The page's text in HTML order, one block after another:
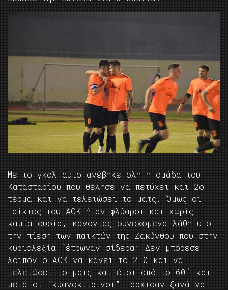
Με το γκολ αυτό ανέβηκε όλη η ομάδα του
Κατασταρίου που θέλησε να πετύχει και 2ο
τέρμα και να τελειώσει το ματς. Όμως οι
παίκτες του ΑΟΚ ήταν φλύαροι και χωρίς
καμία ουσία, κάνοντας συνεχόμενα λάθη υπό
την πίεση των παικτών της Ζακύνθου που στην
κυριολεξία “έτρωγαν σίδερα” Δεν μπόρεσε
λοιπόν ο ΑΟΚ να κάνει το 2-0 και να
τελειώσει το ματς και έτσι από το 60΄ και
μετά οι “κυανοκιτρινοι” άρχισαν ξανά να